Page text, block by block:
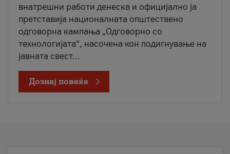
внатрешни работи денеска и официјално ја
претставија националната општествено
одговорна кампања „Одговорно со
технологијата“, насочена кон подигнување на
јавната свест...
Дознај повеќе